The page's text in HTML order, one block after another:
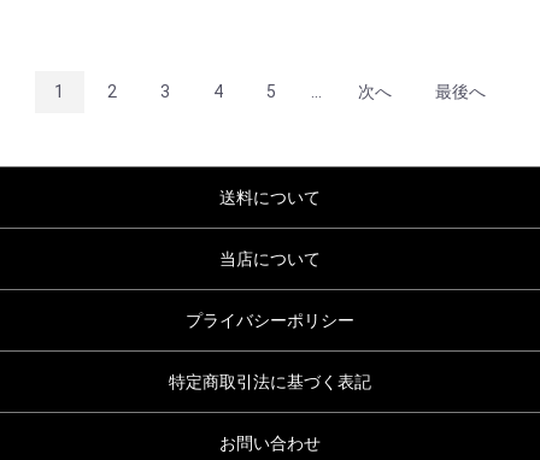
1 2 3 4 5 次へ 最後へ
送料について
当店について
プライバシーポリシー
特定商取引法に基づく表記
お問い合わせ